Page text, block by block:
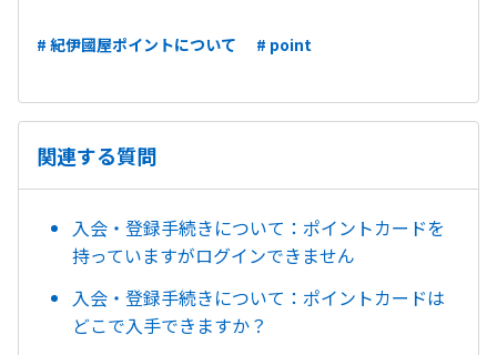
# 紀伊國屋ポイントについて # point
関連する質問
入会・登録手続きについて：ポイントカードを
持っていますがログインできません
入会・登録手続きについて：ポイントカードは
どこで入手できますか？